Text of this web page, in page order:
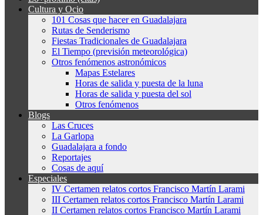
Cultura y Ocio
101 Cosas que hacer en Guadalajara
Rutas de Senderismo
Fiestas Tradicionales de Guadalajara
El Tiempo (previsión meteorológica)
Otros fenómenos astronómicos
Mapas Estelares
Horas de salida y puesta de la luna
Horas de salida y puesta del sol
Otros fenómenos
Blogs
Las Cruces
La Garlopa
Guadalajara a fondo
Reportajes
Cosas de aquí
Especiales
IV Certamen relatos cortos Francisco Martín Larami
III Certamen relatos cortos Francisco Martín Larami
II Certamen relatos cortos Francisco Martín Larami